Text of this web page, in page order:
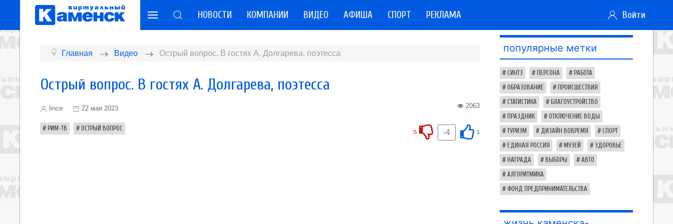
НОВОСТИ КОМПАНИИ ВИДЕО АФИША СПОРТ РЕКЛАМА Войти
Главная Видео Острый вопрос. В гостях А. Долгарева, поэтесса
Острый вопрос. В гостях А. Долгарева, поэтесса
lince 22 мая 2023 2063
РИМ-ТВ ОСТРЫЙ ВОПРОС 1
-4
5
популярные метки
СИНТЗ ПЕРСОНА РАБОТА
ОБРАЗОВАНИЕ ПРОИСШЕСТВИЯ
СТАТИСТИКА БЛАГОУСТРОЙСТВО
ПРАЗДНИК ОТКЛЮЧЕНИЕ ВОДЫ
ТУРИЗМ ДИЗАЙН ВОВРЕМЯ СПОРТ
ЕДИНАЯ РОССИЯ МУЗЕЙ ЗДОРОВЬЕ
НАГРАДА ВЫБОРЫ АВТО
АЛГОРИТМИКА
ФОНД ПРЕДПРИНИМАТЕЛЬСТВА